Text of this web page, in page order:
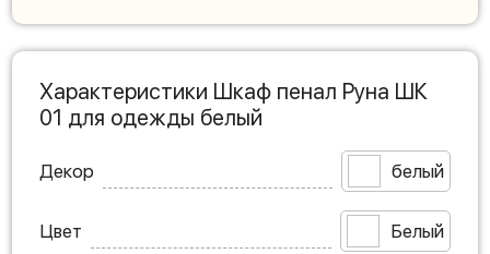
Характеристики Шкаф пенал Руна ШК
01 для одежды белый
Декор белый
Цвет Белый